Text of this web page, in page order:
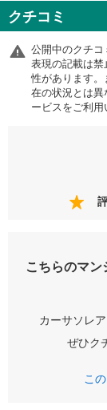
クチコミ
公開中のクチ
表現の記載は
性があります
在の状況とは
ービスをご利用
こちらのマ
カーサソレ
ぜひク
こ